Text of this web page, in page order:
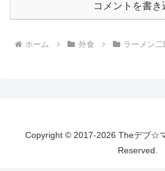
コメントを書き
ホーム 外食 ラーメン二
Copyright © 2017-2026 Theデブ☆
Reserved.